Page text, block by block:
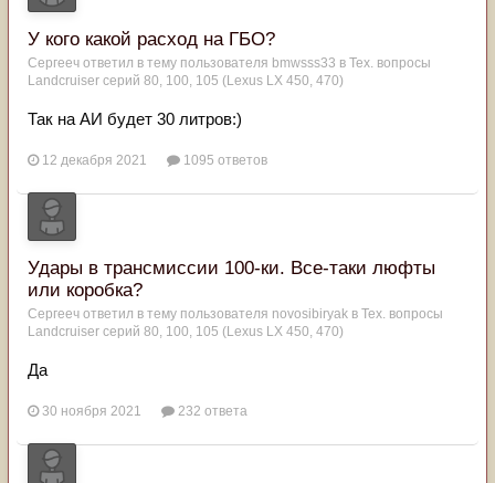
У кого какой расход на ГБО?
Сергееч ответил в тему пользователя bmwsss33 в Тех. вопросы
Landcruiser серий 80, 100, 105 (Lexus LX 450, 470)
Так на АИ будет 30 литров:)
12 декабря 2021 1095 ответов
Удары в трансмиссии 100-ки. Все-таки люфты
или коробка?
Сергееч ответил в тему пользователя novosibiryak в Тех. вопросы
Landcruiser серий 80, 100, 105 (Lexus LX 450, 470)
Да
30 ноября 2021 232 ответа